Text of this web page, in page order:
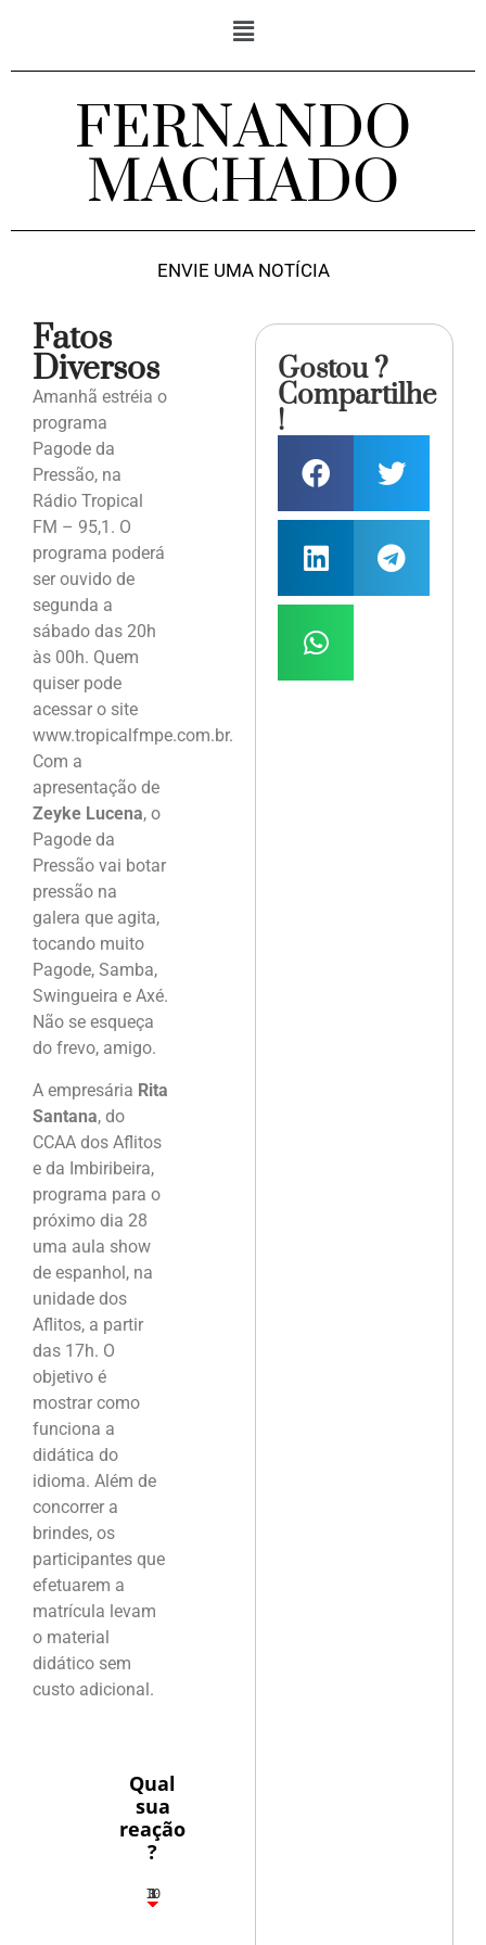
FERNANDO
MACHADO
ENVIE UMA NOTÍCIA
Fatos
Diversos
Amanhã estréia o
programa
Pagode da
Pressão, na
Rádio Tropical
FM – 95,1. O
programa poderá
ser ouvido de
segunda a
sábado das 20h
às 00h. Quem
quiser pode
acessar o site
www.tropicalfmpe.com.br.
Com a
apresentação de
Zeyke Lucena, o
Pagode da
Pressão vai botar
pressão na
galera que agita,
tocando muito
Pagode, Samba,
Swingueira e Axé.
Não se esqueça
do frevo, amigo.
A empresária Rita
Santana, do
CCAA dos Aflitos
e da Imbiribeira,
programa para o
próximo dia 28
uma aula show
de espanhol, na
unidade dos
Aflitos, a partir
das 17h. O
objetivo é
mostrar como
funciona a
didática do
idioma. Além de
concorrer a
brindes, os
participantes que
efetuarem a
matrícula levam
o material
didático sem
custo adicional.
Qual
sua
reação
?
3
1
1
3
10
Gostou ?
Compartilhe
!